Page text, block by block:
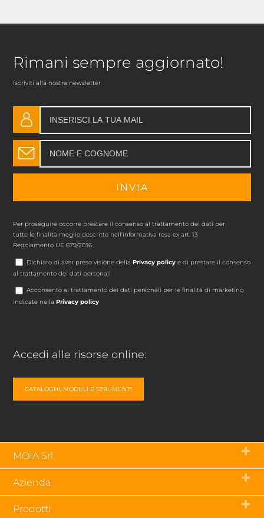
Rimani sempre aggiornato!
Iscriviti alla nostra newsletter
Per proseguire occorre prestare il consenso al trattamento dei dati per
tutte le finalità meglio descritte nell'informativa resa ex art. 13
Regolamento UE 679/2016
Dichiaro di aver preso visione dellaPrivacy policy e di prestare il consenso
al trattamento dei dati personali
Acconsento al trattamento dei dati personali per le finalità di marketing
indicate nellaPrivacy policy
Accedi alle risorse online:
CATALOGHI, MODULI E STRUMENTI
MOIA Srl.
Via Tetti dell’Oleo, 55 – 10071
Borgaro Torinese (To) – Italia
fax +39 011 470 50 56
Azienda
Contatti
Prodotti